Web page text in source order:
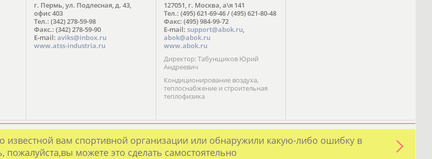
мы
г. Пермь, ул. Подлесная, д. 43,
офис 403
Тел.: (342) 278-59-98
Факс.: (342) 278-59-90
E-mail: aviks@inbox.ru
www.atss-industria.ru
127051, г. Москва, а\я 141
Тел.: (495) 621-69-46 / (495) 621-80-48
Факс: (495) 984-99-72
E-mail: support@abok.ru,
abok@abok.ru
www.abok.ru
Директор: Табунщиков Юрий
Андреевич
Кондиционирование воздуха,
теплоснабжение и строительная
теплофизика
вам спортивной организации или обнаружили какую-либо ошибку в
можете это сделать самостоятельно